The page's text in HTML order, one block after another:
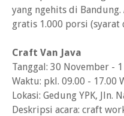
yang ngehits di
gratis 1.000 porsi (syarat
Craft Van Java
Tanggal: 30 November -
Waktu: pkl. 09.00 - 17.00
Lokasi: Gedung YPK, Jln.
Deskripsi acara: craft